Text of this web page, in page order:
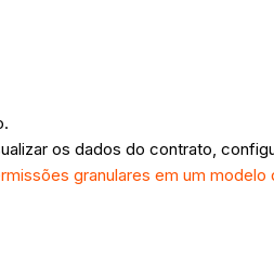
os dados do contrato,
granulares em um modelo